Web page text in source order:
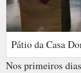
Pátio da Casa
Nos primeiros